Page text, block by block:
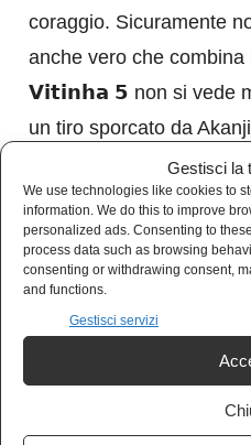
Gestisci la
We use technologies like cookies to
information. We do this to improve
personalized ads. Consenting to
process data such as browsing
consenting or withdrawing consent,
and functions.
Gestisci servizi
coraggio. Sicuramente
anche vero che combina
𝗩𝗶𝘁𝗶𝗻𝗵𝗮 𝟱 non si vede
un tiro sporcato da
𝗖𝗼𝗹𝗼𝗺𝗯𝗼 𝟱 fa molta
supportato.
𝗔𝗺𝗼𝗿𝗶𝗻 𝟱 dal 46′
aveva giocato un primo
Con la ciliegina sulla
𝗘𝗸𝘂𝗯𝗮𝗻 𝟲 dal 60′ la